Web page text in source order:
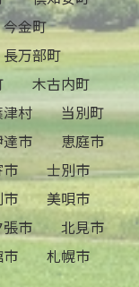
今金町
長万部町
木古内町
村
当別町
市
恵庭市
市
士別市
市
美唄市
張市
北見市
市 札幌市